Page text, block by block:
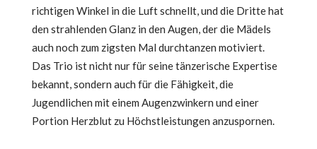
richtigen Winkel in die Luft schnellt, und die Dritte hat
den strahlenden Glanz in den Augen, der die Mädels
auch noch zum zigsten Mal durchtanzen motiviert.
Das Trio ist nicht nur für seine tänzerische Expertise
bekannt, sondern auch für die Fähigkeit, die
Jugendlichen mit einem Augenzwinkern und einer
Portion Herzblut zu Höchstleistungen anzuspornen.